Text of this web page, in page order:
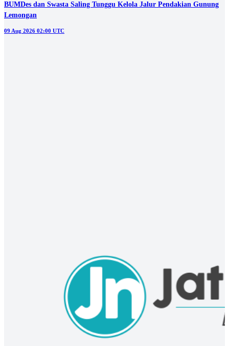
BUMDes dan Swasta Saling Tunggu Kelola Jalur Pendakian Gunung
Lemongan
09 Aug 2026 02:00 UTC